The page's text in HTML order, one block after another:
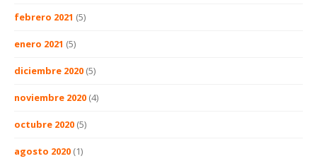
febrero 2021 (5)
enero 2021 (5)
diciembre 2020 (5)
noviembre 2020 (4)
octubre 2020 (5)
agosto 2020 (1)